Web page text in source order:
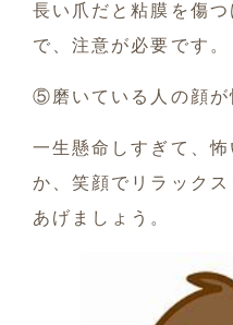
長い爪だと粘膜を傷
で、注意が必要です。
⑤磨いている人の顔が
一生懸命しすぎて、
か、笑顔でリラック
あげましょう。